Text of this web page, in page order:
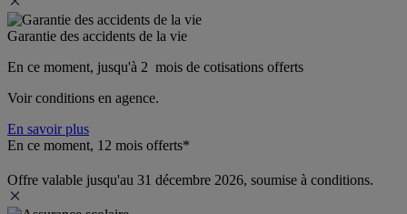
Garantie des accidents de la vie
En ce moment, jusqu'à 2  mois de cotisations offerts
Voir conditions en agence.
En savoir plus
En ce moment, 12 mois offerts*
Offre valable jusqu'au 31 décembre 2026, soumise à conditions.